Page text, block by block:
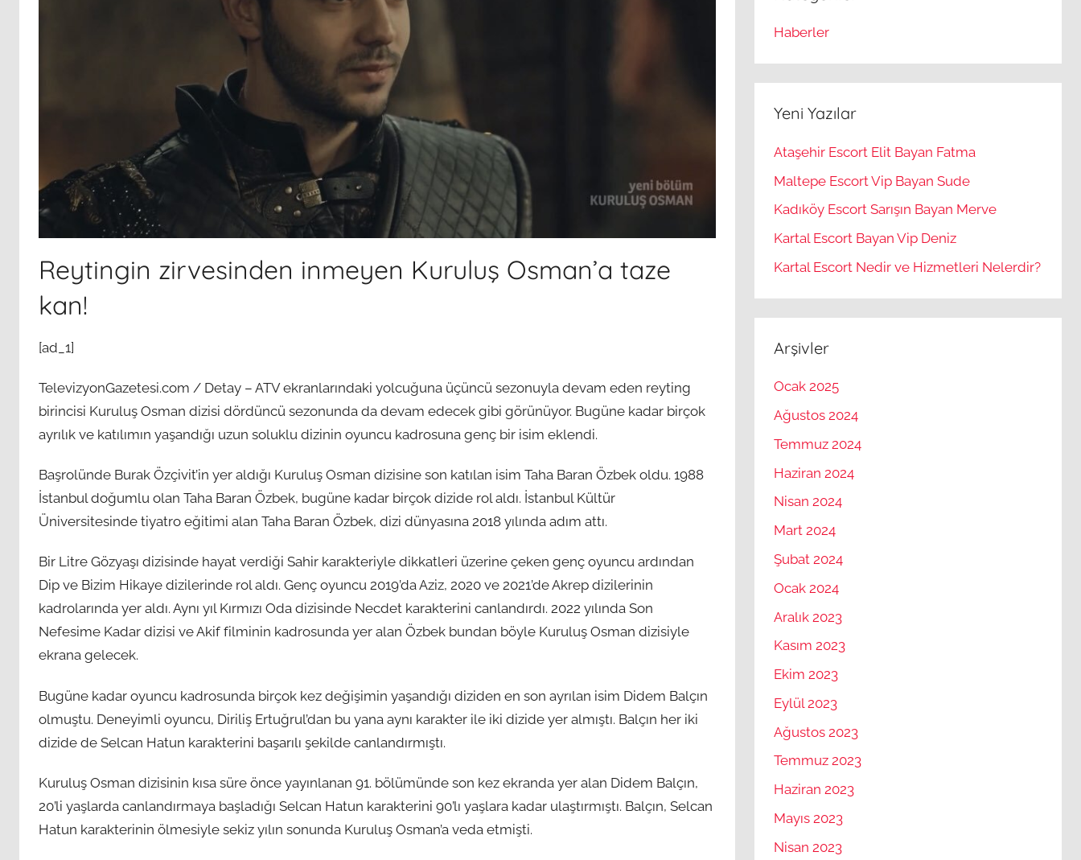
Reytingin zirvesinden inmeyen Kuruluş Osman’a taze
kan!
[ad_1]
TelevizyonGazetesi.com / Detay – ATV ekranlarındaki yolcuğuna üçüncü sezonuyla devam eden reyting
birincisi Kuruluş Osman dizisi dördüncü sezonunda da devam edecek gibi görünüyor. Bugüne kadar birçok
ayrılık ve katılımın yaşandığı uzun soluklu dizinin oyuncu kadrosuna genç bir isim eklendi.
Başrolünde Burak Özçivit’in yer aldığı Kuruluş Osman dizisine son katılan isim Taha Baran Özbek oldu. 1988
İstanbul doğumlu olan Taha Baran Özbek, bugüne kadar birçok dizide rol aldı. İstanbul Kültür
Üniversitesinde tiyatro eğitimi alan Taha Baran Özbek, dizi dünyasına 2018 yılında adım attı.
Bir Litre Gözyaşı dizisinde hayat verdiği Sahir karakteriyle dikkatleri üzerine çeken genç oyuncu ardından
Dip ve Bizim Hikaye dizilerinde rol aldı. Genç oyuncu 2019’da Aziz, 2020 ve 2021’de Akrep dizilerinin
kadrolarında yer aldı. Aynı yıl Kırmızı Oda dizisinde Necdet karakterini canlandırdı. 2022 yılında Son
Nefesime Kadar dizisi ve Akif filminin kadrosunda yer alan Özbek bundan böyle Kuruluş Osman dizisiyle
ekrana gelecek.
Bugüne kadar oyuncu kadrosunda birçok kez değişimin yaşandığı diziden en son ayrılan isim Didem Balçın
olmuştu. Deneyimli oyuncu, Diriliş Ertuğrul’dan bu yana aynı karakter ile iki dizide yer almıştı. Balçın her iki
dizide de Selcan Hatun karakterini başarılı şekilde canlandırmıştı.
Kuruluş Osman dizisinin kısa süre önce yayınlanan 91. bölümünde son kez ekranda yer alan Didem Balçın,
20’li yaşlarda canlandırmaya başladığı Selcan Hatun karakterini 90’lı yaşlara kadar ulaştırmıştı. Balçın, Selcan
Hatun karakterinin ölmesiyle sekiz yılın sonunda Kuruluş Osman’a veda etmişti.
Haberler
Yeni Yazılar
Ataşehir Escort Elit Bayan Fatma
Maltepe Escort Vip Bayan Sude
Kadıköy Escort Sarışın Bayan Merve
Kartal Escort Bayan Vip Deniz
Kartal Escort Nedir ve Hizmetleri Nelerdir?
Arşivler
Ocak 2025
Ağustos 2024
Temmuz 2024
Haziran 2024
Nisan 2024
Mart 2024
Şubat 2024
Ocak 2024
Aralık 2023
Kasım 2023
Ekim 2023
Eylül 2023
Ağustos 2023
Temmuz 2023
Haziran 2023
Mayıs 2023
Nisan 2023